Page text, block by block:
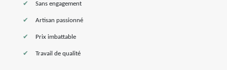
Sans engagement
Artisan passionné
Prix imbattable
Travail de qualité